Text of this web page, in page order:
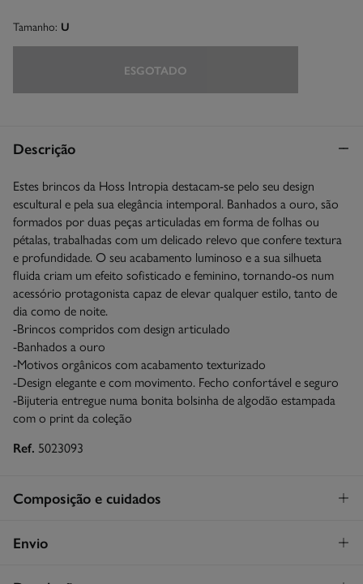
Tamanho: U
ESGOTADO
Descrição
Estes brincos da Hoss Intropia destacam-se pelo seu design
escultural e pela sua elegância intemporal. Banhados a ouro, são
formados por duas peças articuladas em forma de folhas ou
pétalas, trabalhadas com um delicado relevo que confere textura
e profundidade. O seu acabamento luminoso e a sua silhueta
fluida criam um efeito sofisticado e feminino, tornando-os num
acessório protagonista capaz de elevar qualquer estilo, tanto de
dia como de noite.
-Brincos compridos com design articulado
-Banhados a ouro
-Motivos orgânicos com acabamento texturizado
-Design elegante e com movimento. Fecho confortável e seguro
-Bijuteria entregue numa bonita bolsinha de algodão estampada
com o print da coleção
Ref. 5023093
Composição e cuidados
Composição
Envio
GRATUITO!